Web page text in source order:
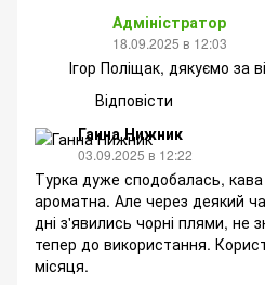
Адміністратор
18.09.2025 в 12:03
Ігор Поліщак, дякуємо за
Відповісти
Ганна Нижник
03.09.2025 в 12:22
Турка дуже сподобалась,
ароматна. Але через деякий
дні з'явились чорні плями, не
тепер до використання.
місяця.